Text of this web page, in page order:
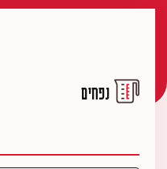
נפחים